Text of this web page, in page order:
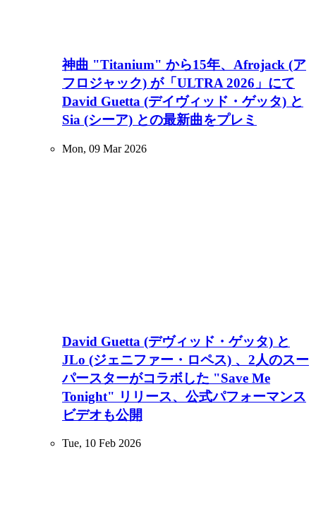
神曲 "Titanium" から15年、Afrojack (ア
フロジャック) が「ULTRA 2026」にて
David Guetta (デイヴィッド・ゲッタ) と
Sia (シーア) との最新曲をプレミ
Mon, 09 Mar 2026
David Guetta (デヴィッド・ゲッタ) と
JLo (ジェニファー・ロペス) 、2人のスー
パースターがコラボした "Save Me
Tonight" リリース、公式パフォーマンス
ビデオも公開
Tue, 10 Feb 2026